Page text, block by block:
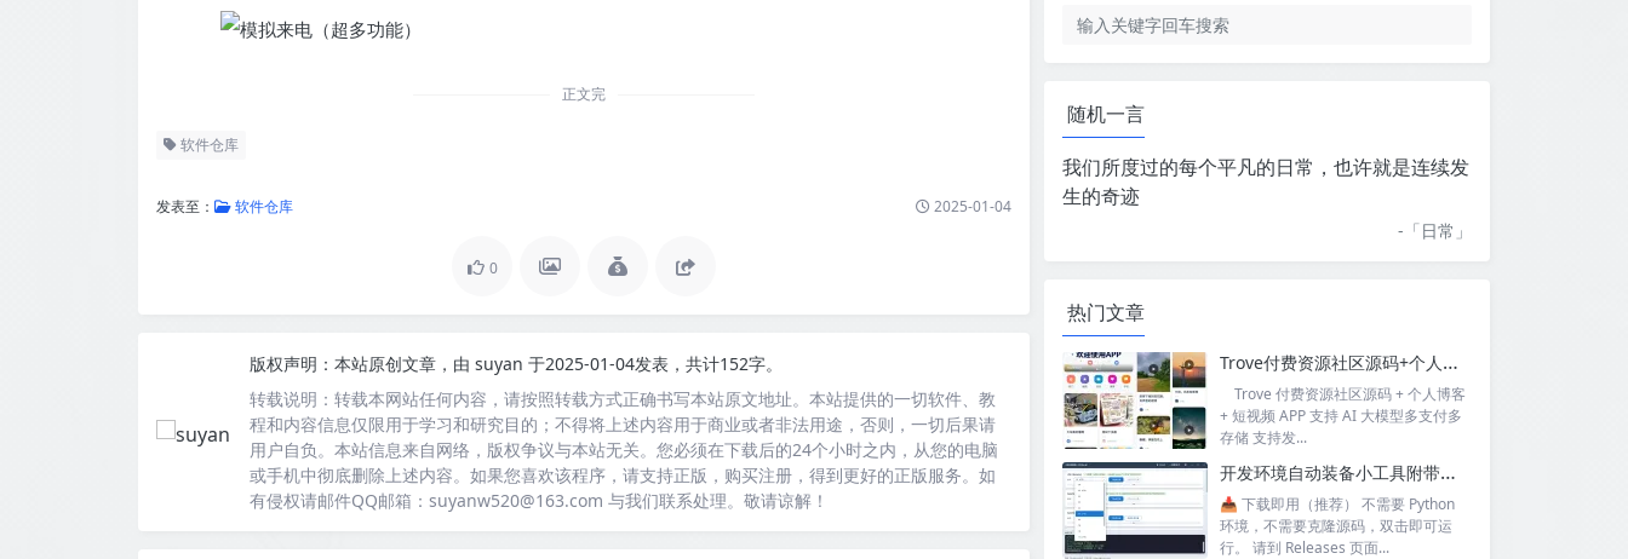
正文完
软件仓库
发表至： 软件仓库 2025-01-04
0
版权声明： 本站原创文章，由 suyan 于2025-01-04发表，共计152字。
转载说明： 转载本网站任何内容，请按照转载方式正确书写本站原文地址。本站提供的一切软件、教
程和内容信息仅限用于学习和研究目的；不得将上述内容用于商业或者非法用途，否则，一切后果请
用户自负。本站信息来自网络，版权争议与本站无关。您必须在下载后的24个小时之内，从您的电脑
或手机中彻底删除上述内容。如果您喜欢该程序，请支持正版，购买注册，得到更好的正版服务。如
有侵权请邮件QQ邮箱：suyanw520@163.com 与我们联系处理。敬请谅解！
随机一言
我们所度过的每个平凡的日常，也许就是连续发
生的奇迹
-「日常 」
热门文章
Trove付费资源社区源码+个人博客+短视频 APP 支持AI大模型多支付多存储
Trove 付费资源社区源码 + 个人博客
+ 短视频 APP 支持 AI 大模型多支付多
存储 支持发...
开发环境自动装备小工具附带源码
📥 下载即用（推荐） 不需要 Python
环境，不需要克隆源码，双击即可运
行。 请到 Releases 页面...